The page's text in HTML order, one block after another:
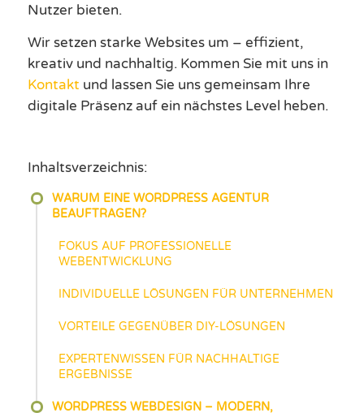
Nutzer bieten.
Wir setzen starke Websites um – effizient,
kreativ und nachhaltig. Kommen Sie mit uns in
Kontakt und lassen Sie uns gemeinsam Ihre
digitale Präsenz auf ein nächstes Level heben.
Inhaltsverzeichnis:
WARUM EINE WORDPRESS AGENTUR
BEAUFTRAGEN?
FOKUS AUF PROFESSIONELLE
WEBENTWICKLUNG
INDIVIDUELLE LÖSUNGEN FÜR UNTERNEHMEN
VORTEILE GEGENÜBER DIY-LÖSUNGEN
EXPERTENWISSEN FÜR NACHHALTIGE
ERGEBNISSE
WORDPRESS WEBDESIGN – MODERN,